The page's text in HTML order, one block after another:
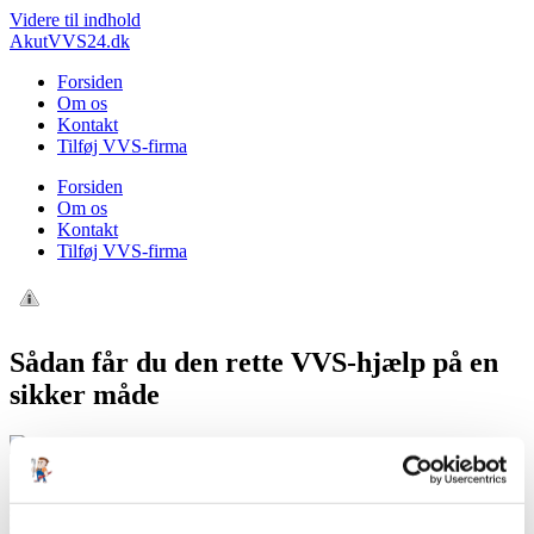
Videre til indhold
AkutVVS24.dk
Forsiden
Om os
Kontakt
Tilføj VVS-firma
Forsiden
Om os
Kontakt
Tilføj VVS-firma
Sådan får du den rette VVS-hjælp på en
sikker måde
Utroligt mange mennesker herhjemme i Danmark får lige i
øjeblikket besøg af håndværkere, VVS’ere og mange andre, som